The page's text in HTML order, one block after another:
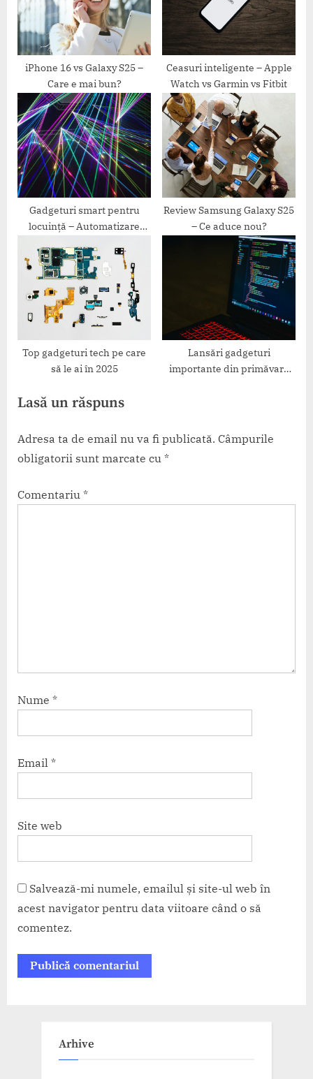
o
s
t
:
:
iPhone 16 vs Galaxy S25 –
Care e mai bun?
Ceasuri inteligente – Apple
Watch vs Garmin vs Fitbit
Gadgeturi smart pentru
locuință – Automatizare
Review Samsung Galaxy S25
– Ce aduce nou?
Top gadgeturi tech pe care
să le ai în 2025
Lansări gadgeturi
importante din primăvara
Lasă un răspuns
Adresa ta de email nu va fi publicată. Câmpurile
obligatorii sunt marcate cu *
Comentariu *
Nume *
Email *
Site web
Salvează-mi numele, emailul și site-ul web în
acest navigator pentru data viitoare când o să
comentez.
Arhive